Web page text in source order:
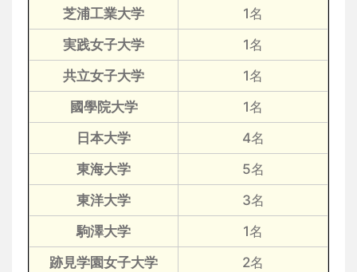
芝浦工業大学
1名
実践女子大学
1名
共立女子大学
1名
國學院大学
1名
日本大学
4名
東海大学
5名
東洋大学
3名
駒澤大学
1名
跡見学園女子大学
2名